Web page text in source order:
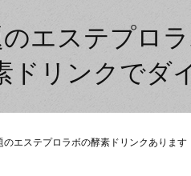
エステプロ
ドリンクでダ
エステプロラボの酵素ドリンクあります